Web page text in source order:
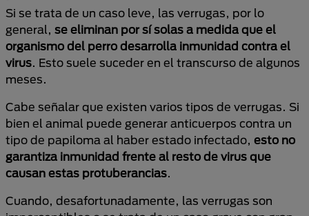
Si se trata de un caso leve, las verrugas, por lo
general, se eliminan por sí solas a medida que el
organismo del perro desarrolla inmunidad contra el
virus. Esto suele suceder en el transcurso de algunos
meses.
Cabe señalar que existen varios tipos de verrugas. Si
bien el animal puede generar anticuerpos contra un
tipo de papiloma al haber estado infectado, esto no
garantiza inmunidad frente al resto de virus que
causan estas protuberancias.
Cuando, desafortunadamente, las verrugas son